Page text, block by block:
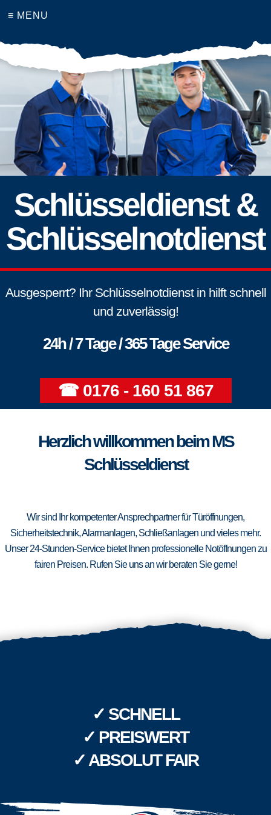
≡ MENU
Schlüsseldienst &
Schlüsselnotdienst
Ausgesperrt? Ihr Schlüsselnotdienst in hilft schnell
und zuverlässig!
24h / 7 Tage / 365 Tage Service
☎ 0176 - 160 51 867
Herzlich willkommen beim MS
Schlüsseldienst
Wir sind Ihr kompetenter Ansprechpartner für Türöffnungen,
Sicherheitstechnik, Alarmanlagen, Schließanlagen und vieles mehr.
Unser 24-Stunden-Service bietet Ihnen professionelle Notöffnungen zu
fairen Preisen. Rufen Sie uns an wir beraten Sie gerne!
✓ SCHNELL
✓ PREISWERT
✓ ABSOLUT FAIR